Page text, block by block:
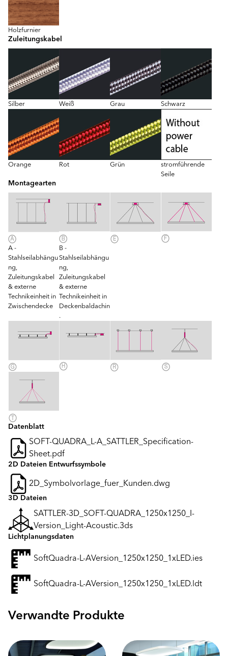
Holzfurnier
Zuleitungskabel
Silber Weiß Grau Schwarz
Orange Rot Grün
stromführende
Seile
Montagearten
A -
Stahlseilabhängu
ng,
Zuleitungskabel
& externe
Technikeinheit in
Zwischendecke
B -
Stahlseilabhängu
ng,
Zuleitungskabel
& externe
Technikeinheit in
Deckenbaldachin
.
Datenblatt
SOFT-QUADRA_L-A_SATTLER_Specification-
Sheet.pdf
2D Dateien Entwurfssymbole
2D_Symbolvorlage_fuer_Kunden.dwg
3D Dateien
SATTLER-3D_SOFT-QUADRA_1250x1250_I-
Version_Light-Acoustic.3ds
Lichtplanungsdaten
SoftQuadra-L-AVersion_1250x1250_1xLED.ies
SoftQuadra-L-AVersion_1250x1250_1xLED.ldt
Verwandte Produkte